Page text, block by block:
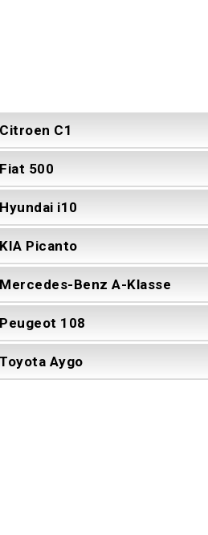
Citroen C1
Fiat 500
Hyundai i10
KIA Picanto
Mercedes-Benz A-Klasse
Peugeot 108
Toyota Aygo